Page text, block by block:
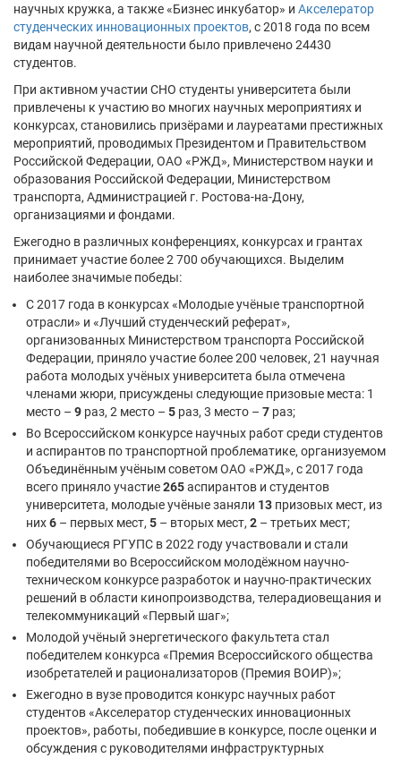
научных кружка, а также «Бизнес инкубатор» и Акселератор
студенческих инновационных проектов, с 2018 года по всем
видам научной деятельности было привлечено 24430
студентов.
При активном участии СНО студенты университета были
привлечены к участию во многих научных мероприятиях и
конкурсах, становились призёрами и лауреатами престижных
мероприятий, проводимых Президентом и Правительством
Российской Федерации, ОАО «РЖД», Министерством науки и
образования Российской Федерации, Министерством
транспорта, Администрацией г. Ростова-на-Дону,
организациями и фондами.
Ежегодно в различных конференциях, конкурсах и грантах
принимает участие более 2 700 обучающихся. Выделим
наиболее значимые победы:
С 2017 года в конкурсах «Молодые учёные транспортной
отрасли» и «Лучший студенческий реферат»,
организованных Министерством транспорта Российской
Федерации, приняло участие более 200 человек, 21 научная
работа молодых учёных университета была отмечена
членами жюри, присуждены следующие призовые места: 1
место – 9 раз, 2 место – 5 раз, 3 место – 7 раз;
Во Всероссийском конкурсе научных работ среди студентов
и аспирантов по транспортной проблематике, организуемом
Объединённым учёным советом ОАО «РЖД», с 2017 года
всего приняло участие265аспирантов и студентов
университета, молодые учёные заняли 13 призовых мест, из
них6 – первых мест, 5 – вторых мест, 2 – третьих мест;
Обучающиеся РГУПС в 2022 году участвовали и стали
победителями во Всероссийском молодёжном научно-
техническом конкурсе разработок и научно-практических
решений в области кинопроизводства, телерадиовещания и
телекоммуникаций «Первый шаг»;
Молодой учёный энергетического факультета стал
победителем конкурса «Премия Всероссийского общества
изобретателей и рационализаторов (Премия ВОИР)»;
Ежегодно в вузе проводится конкурс научных работ
студентов «Акселератор студенческих инновационных
проектов», работы, победившие в конкурсе, после оценки и
обсуждения с руководителями инфраструктурных